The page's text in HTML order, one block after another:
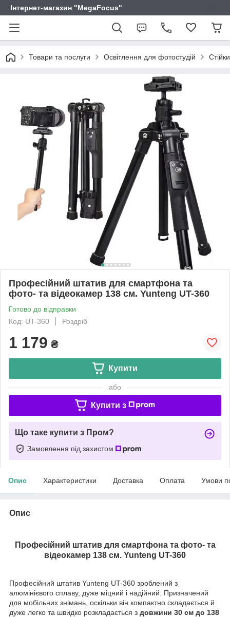
Інтернет-магазин "MegaFocus"
Товари та послуги Освітлення для фотостудій
Професійний штатив для смартфона та
фото- та відеокамер 138 см. Yunteng UT-360
Готово до відправки
Код: UT-360
Роздріб
1 179 ₴
Купити
або
Купити з
Що таке купити з Пром?
Замовлення під захистом
Опис Характеристики Доставка Оплата Умови
Опис
Професійний штатив для смартфона та фото- та
відеокамер 138 см. Yunteng UT-360
Професійний штатив Yunteng UT-360 зроблений з
алюмінієвого сплаву, дуже міцний і надійний. Призначений
для мобільних знімань, оскільки він компактно складається й
дуже легко та швидко розкладається з довжини 30 см до 138